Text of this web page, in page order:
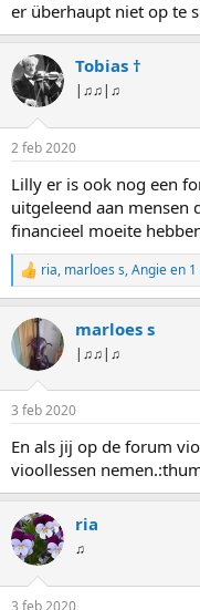
er überhaupt niet op te
Tobias †
|♫♫|♫
2 feb 2020
Lilly er is ook nog een
uitgeleend aan mensen
financieel moeite
W
a
r
d
e
n
e
n
:
ria, marloes s,Angieen
marloes s
|♫♫|♫
3 feb 2020
En als jij op de forum
vioollessen
ria
♫
3 feb 2020